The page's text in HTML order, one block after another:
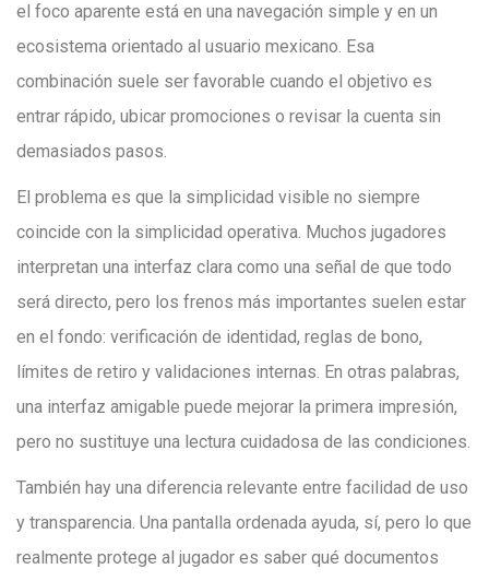
el foco aparente está en una navegación simple y en un
ecosistema orientado al usuario mexicano. Esa
combinación suele ser favorable cuando el objetivo es
entrar rápido, ubicar promociones o revisar la cuenta sin
demasiados pasos.
El problema es que la simplicidad visible no siempre
coincide con la simplicidad operativa. Muchos jugadores
interpretan una interfaz clara como una señal de que todo
será directo, pero los frenos más importantes suelen estar
en el fondo: verificación de identidad, reglas de bono,
límites de retiro y validaciones internas. En otras palabras,
una interfaz amigable puede mejorar la primera impresión,
pero no sustituye una lectura cuidadosa de las condiciones.
También hay una diferencia relevante entre facilidad de uso
y transparencia. Una pantalla ordenada ayuda, sí, pero lo que
realmente protege al jugador es saber qué documentos